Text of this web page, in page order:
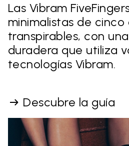
Las Vibram
minimalistas de cinco
transpirables, con
duradera que utiliza
tecnologías Vibram.
Descubre la guía